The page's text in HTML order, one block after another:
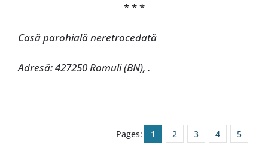
* * *
Casă parohială neretrocedată
Adresă: 427250 Romuli (BN), .
Pages: 1 2 3 4 5